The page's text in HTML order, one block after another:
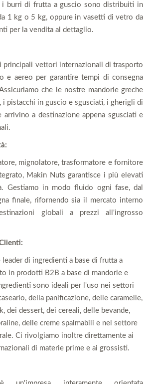
i burri di frutta a guscio sono distribuiti in
1 kg o 5 kg, oppure in vasetti di vetro da
per la vendita al dettaglio.
principali vettori internazionali di trasporto
e aereo per garantire tempi di consegna
che le nostre mandorle greche
i pistacchi in guscio e sgusciati, i gherigli di
arrivino a destinazione appena sgusciati e
mignolatore, trasformatore e fornitore
Makin Nuts garantisce i più elevati
Gestiamo in modo fluido ogni fase, dal
finale, rifornendo sia il mercato interno
globali a prezzi all'ingrosso
di ingredienti a base di frutta a
in prodotti B2B a base di mandorle e
sono ideali per l'uso nei settori
della panificazione, delle caramelle,
dei dessert, dei cereali, delle bevande,
delle creme spalmabili e nel settore
Ci rivolgiamo inoltre direttamente ai
di materie prime e ai grossisti.